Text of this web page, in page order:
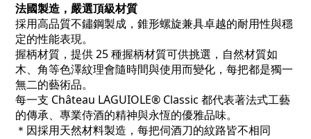
法國製造，嚴選頂級材質
採用高品質不鏽鋼製成，錐形螺旋兼具卓越的耐用性與穩
定的性能表現。
握柄材質，提供 25 種握柄材質可供挑選， 自然材質如
木、角等色澤紋理會隨時間與使用而變化，每把都是獨一
無二的藝術品。
每一支 Château LAGUIOLE® Classic 都代表著法式工藝
的傳承、專業侍酒的精神與永恆的優雅品味。
＊因採用天然材料製造，每把伺酒刀的紋路皆不相同